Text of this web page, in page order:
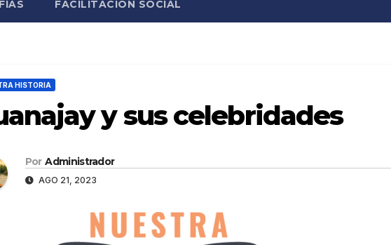
FACILITACIÓN SOCIAL
HISTORIA
y sus celebridades
Por Administrador
AGO 21, 2023